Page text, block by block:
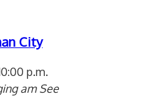
City
p.m.
am See